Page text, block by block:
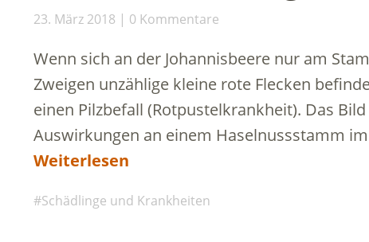
23. März 2018 0 Kommentare
Wenn sich an der Johannisbeere nur am
Zweigen unzählige kleine rote Flecken
einen Pilzbefall (Rotpustelkrankheit). Das
Auswirkungen an einem Haselnussstamm
Weiterlesen
Schädlinge und Krankheiten